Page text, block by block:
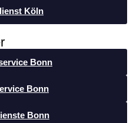
Köln
Bonn
Bonn
Bonn